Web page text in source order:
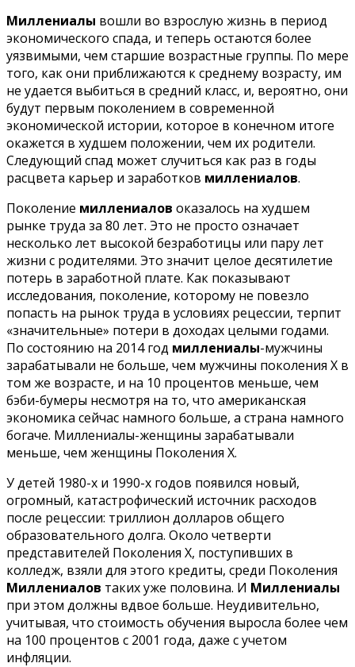
Миллениалы вошли во взрослую жизнь в период
экономического спада, и теперь остаются более
уязвимыми, чем старшие возрастные группы. По мере
того, как они приближаются к среднему возрасту, им
не удается выбиться в средний класс, и, вероятно, они
будут первым поколением в современной
экономической истории, которое в конечном итоге
окажется в худшем положении, чем их родители.
Следующий спад может случиться как раз в годы
расцвета карьер и заработков миллениалов.
Поколение миллениалов оказалось на худшем
рынке труда за 80 лет. Это не просто означает
несколько лет высокой безработицы или пару лет
жизни с родителями. Это значит целое десятилетие
потерь в заработной плате. Как показывают
исследования, поколение, которому не повезло
попасть на рынок труда в условиях рецессии, терпит
«значительные» потери в доходах целыми годами.
По состоянию на 2014 год миллениалы-мужчины
зарабатывали не больше, чем мужчины поколения Х в
том же возрасте, и на 10 процентов меньше, чем
бэби-бумеры несмотря на то, что американская
экономика сейчас намного больше, а страна намного
богаче. Миллениалы-женщины зарабатывали
меньше, чем женщины Поколения X.
У детей 1980-х и 1990-х годов появился новый,
огромный, катастрофический источник расходов
после рецессии: триллион долларов общего
образовательного долга. Около четверти
представителей Поколения Х, поступивших в
колледж, взяли для этого кредиты, среди Поколения
Миллениалов таких уже половина. И Миллениалы
при этом должны вдвое больше. Неудивительно,
учитывая, что стоимость обучения выросла более чем
на 100 процентов с 2001 года, даже с учетом
инфляции.